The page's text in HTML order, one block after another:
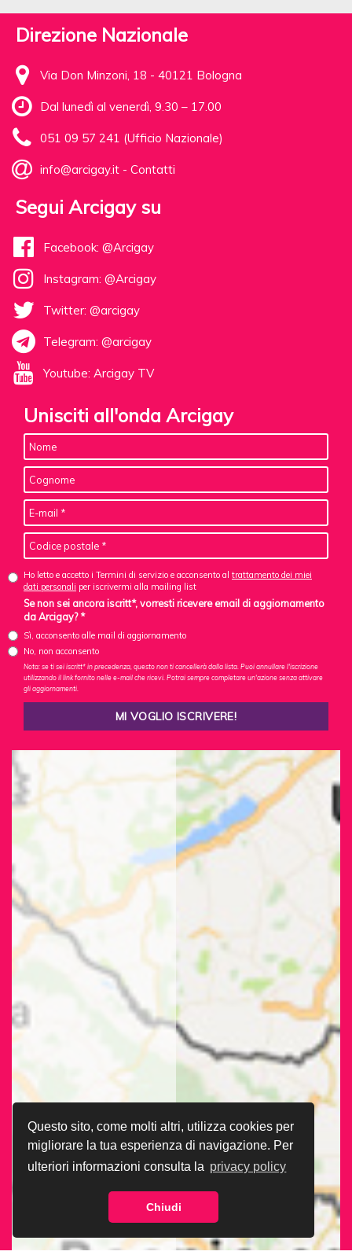
Questo sito, come molti altri, utilizza cookies per
migliorare la tua esperienza di navigazione. Per
ulteriori informazioni consulta la privacy policy
Chiudi
Direzione Nazionale
Via Don Minzoni, 18 - 40121 Bologna
Dal lunedì al venerdì, 9.30 – 17.00
051 09 57 241 (Ufficio Nazionale)
info@arcigay.it - Contatti
Segui Arcigay su
Facebook: @Arcigay
Instagram: @Arcigay
Twitter: @arcigay
Telegram: @arcigay
Youtube: Arcigay TV
Unisciti all'onda Arcigay
Ho letto e accetto i Termini di servizio e acconsento al trattamento dei miei
dati personali per iscrivermi alla mailing list
Se non sei ancora iscritt*, vorresti ricevere email di aggiornamento
da Arcigay? *
Sì, acconsento alle mail di aggiornamento
No, non acconsento
Nota: se ti sei iscritt* in precedenza, questo non ti cancellerà dalla lista. Puoi annullare l'iscrizione
utilizzando il link fornito nelle e-mail che ricevi. Potrai sempre completare un'azione senza attivare
gli aggiornamenti.